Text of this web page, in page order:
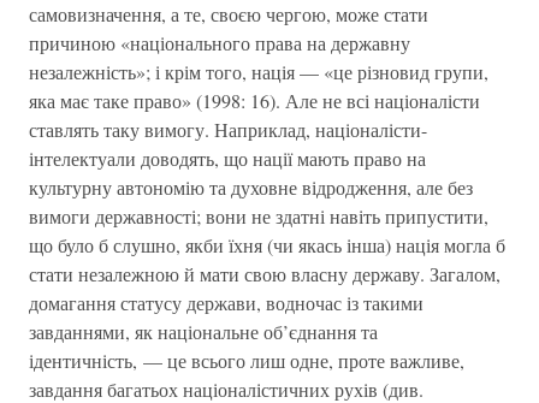
самовизначення, а те, своєю чергою, може стати
причиною «національного права на державну
незалежність»; і крім того, нація — «це різновид групи,
яка має таке право» (1998: 16). Але не всі націоналісти
ставлять таку вимогу. Наприклад, націоналісти-
інтелектуали доводять, що нації мають право на
культурну автономію та духовне відродження, але без
вимоги державності; вони не здатні навіть припустити,
що було б слушно, якби їхня (чи якась інша) нація могла б
стати незалежною й мати свою власну державу. Загалом,
домагання статусу держави, водночас із такими
завданнями, як національне об’єднання та
ідентичність, — це всього лиш одне, проте важливе,
завдання багатьох націоналістичних рухів (див.